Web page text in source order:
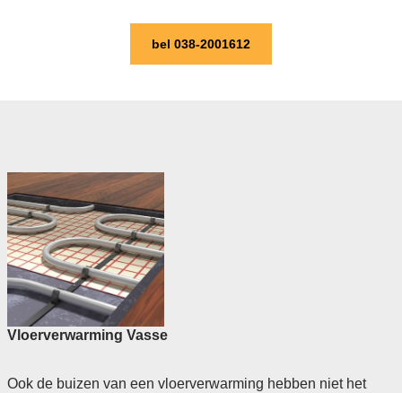
bel 038-2001612
Vloerverwarming Vasse
Ook de buizen van een vloerverwarming hebben niet het